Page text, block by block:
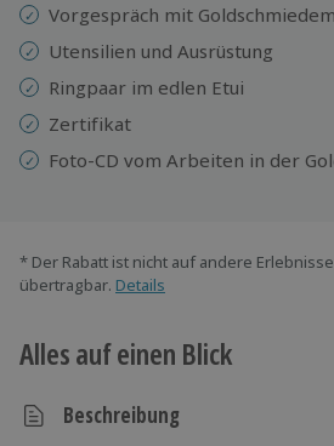
Vorgespräch mit
Utensilien und Ausrüstung
Ringpaar im edlen Etui
Zertifikat
Foto-CD vom Arbeiten in der
* Der Rabatt ist nicht auf andere
übertragbar. Details
Alles auf einen Blick
Beschreibung